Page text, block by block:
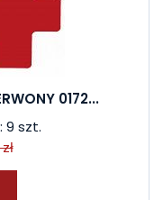
0172...
9 szt.